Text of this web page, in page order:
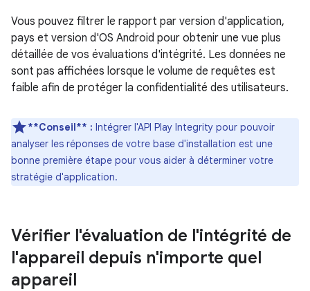
Vous pouvez filtrer le rapport par version d'application,
pays et version d'OS Android pour obtenir une vue plus
détaillée de vos évaluations d'intégrité. Les données ne
sont pas affichées lorsque le volume de requêtes est
faible afin de protéger la confidentialité des utilisateurs.
**Conseil** : Intégrer l'API Play Integrity pour pouvoir
analyser les réponses de votre base d'installation est une
bonne première étape pour vous aider à déterminer votre
stratégie d'application.
Vérifier l'évaluation de l'intégrité de
l'appareil depuis n'importe quel
appareil